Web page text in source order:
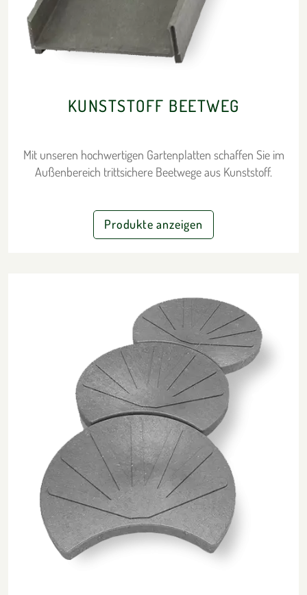
KUNSTSTOFF BEETWEG
Mit unseren hochwertigen Gartenplatten schaffen Sie im
Außenbereich trittsichere Beetwege aus Kunststoff.
Produkte anzeigen